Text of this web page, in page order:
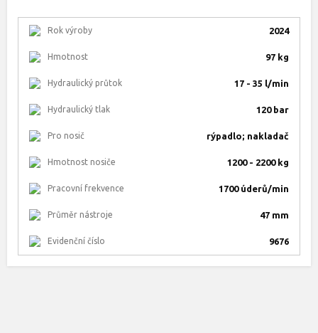
Rok výroby 2024
Hmotnost 97 kg
Hydraulický průtok 17 - 35 l/min
Hydraulický tlak 120 bar
Pro nosič rýpadlo; nakladač
Hmotnost nosiče 1200 - 2200 kg
Pracovní frekvence 1700 úderů/min
Průměr nástroje 47 mm
Evidenční číslo 9676